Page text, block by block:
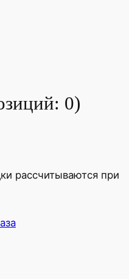
0)
рассчитываются при